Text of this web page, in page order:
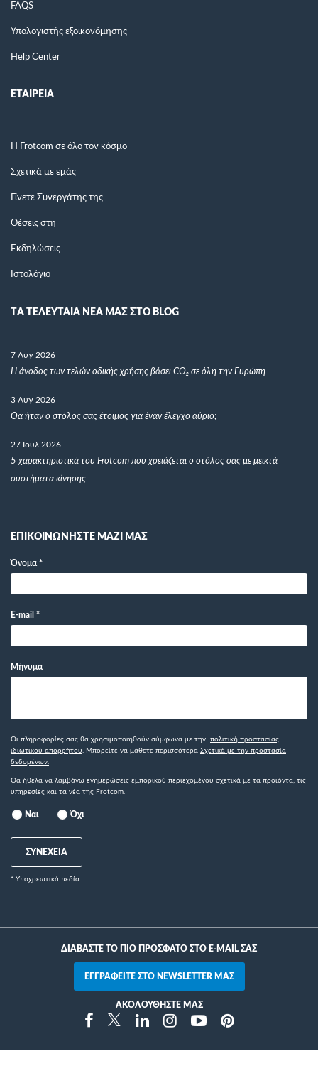
FAQS
Υπολογιστής εξοικονόμησης
Help Center
ΕΤΑΙΡΕΙΑ
Η Frotcom σε όλο τον κόσμο
Σχετικά με εμάς
Γίνετε Συνεργάτης της
Θέσεις στη
Εκδηλώσεις
Ιστολόγιο
TΑ ΤΕΛΕΥΤΑΙΑ ΝΕΑ ΜΑΣ ΣΤΟ BLOG
7 Αυγ 2026
Η άνοδος των τελών οδικής χρήσης βάσει CO₂ σε όλη την Ευρώπη
3 Αυγ 2026
Θα ήταν ο στόλος σας έτοιμος για έναν έλεγχο αύριο;
27 Ιουλ 2026
5 χαρακτηριστικά του Frotcom που χρειάζεται ο στόλος σας με μεικτά
συστήματα κίνησης
ΕΠΙΚΟΙΝΩΝΗΣΤΕ ΜΑΖΙ ΜΑΣ
Όνομα *
E-mail *
Μήνυμα
Οι πληροφορίες σας θα χρησιμοποιηθούν σύμφωνα με την πολιτική προστασίας
ιδιωτικού απορρήτου . Μπορείτε να μάθετε περισσότερα Σχετικά με την προστασία
δεδομένων.
Θα ήθελα να λαμβάνω ενημερώσεις εμπορικού περιεχομένου σχετικά με τα προϊόντα, τις
υπηρεσίες και τα νέα της Frotcom.
Ναι Όχι
ΣΥΝΕΧΕΙΑ
* Yποχρεωτικά πεδία.
ΔΙΑΒΑΣΤΕ ΤΟ ΠΙΟ ΠΡΟΣΦΑΤΟ ΣΤΟ E-MAIL ΣΑΣ
ΕΓΓΡΑΦΕΙΤΕ ΣΤΟ NEWSLETTER ΜΑΣ
ΑΚΟΛΟΥΘΗΣΤΕ ΜΑΣ
FacebookTwitterLinkedinInstragramYoutubePinterest